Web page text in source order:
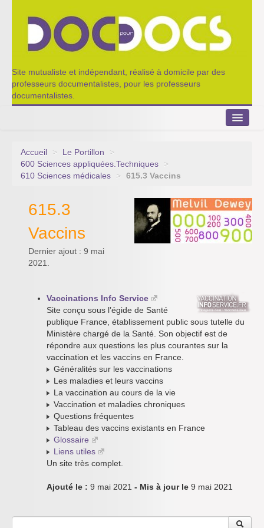
Site mutualiste et indépendant, réalisé à domicile par des
professeurs documentalistes, pour les professeurs
documentalistes.
Le Portillon
Appel à contribution
Nos outils de partage
Qui sommes-nous ?
Accueil > Le Portillon
>
600 Sciences appliquées.Techniques
>
610 Sciences médicales
> 615.3 Vaccins
615.3
Vaccins
Dernier ajout : 9 mai
2021.
Vaccinations Info Service
Site conçu sous l’égide de Santé
publique France, établissement public sous tutelle du
Ministère chargé de la Santé. Son objectif est de
répondre aux questions les plus courantes sur la
vaccination et les vaccins en France.
Généralités sur les vaccinations
Les maladies et leurs vaccins
La vaccination au cours de la vie
Vaccination et maladies chroniques
Questions fréquentes
Tableau des vaccins existants en France
Glossaire
Liens utiles
Un site très complet.
Ajouté le : 9 mai 2021 - Mis à jour le 9 mai 2021